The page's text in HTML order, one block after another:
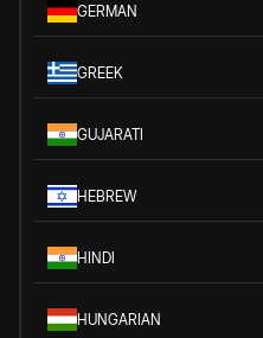
GERMAN
GREEK
GUJARATI
HEBREW
HINDI
HUNGARIAN